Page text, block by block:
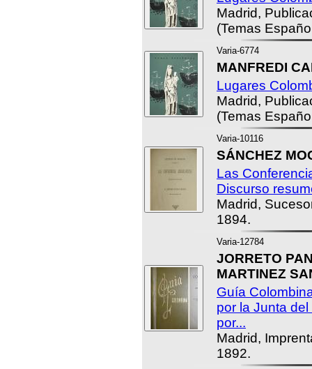
Madrid,
(Temas
Varia-6774
MANFREDI
Lugares
Madrid,
(Temas
Varia-10116
SÁNCHEZ
Las
Discurso
Madrid,
1894.
Varia-12784
JORRETO
MARTINEZ
Guía
por la Junta
por...
Madrid,
1892.